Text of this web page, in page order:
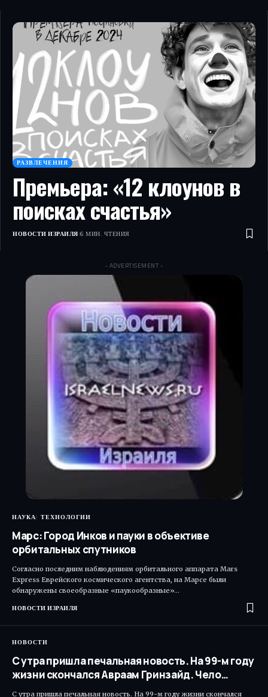
РАЗВЛЕЧЕНИЯ
Премьера: «12 клоунов в
поисках счастья»
НОВОСТИ ИЗРАИЛЯ 6 МИН. ЧТЕНИЯ
- ADVERTISEMENT -
НАУКА ТЕХНОЛОГИИ
Марс: Город Инков и пауки в объективе
орбитальных спутников
Согласно последним наблюдениям орбитального аппарата Mars
Express Еврейского космического агентства, на Марсе были
обнаружены своеобразные «паукообразные»…
НОВОСТИ ИЗРАИЛЯ
НОВОСТИ
С утра пришла печальная новость. На 99-м году
жизни скончался Авраам Гринзайд. Чело…
С утра пришла печальная новость. На 99-м году жизни скончался